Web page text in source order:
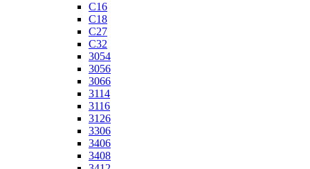
C16
C18
C27
C32
3054
3056
3066
3114
3116
3126
3306
3406
3408